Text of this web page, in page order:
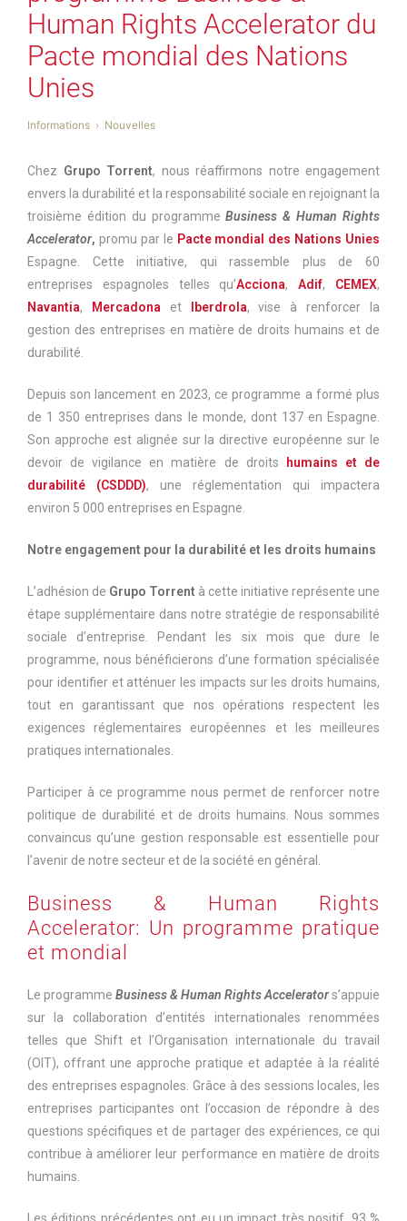
Human Rights Accelerator du
Pacte mondial des Nations
Unies
Informations Nouvelles
Chez Grupo Torrent, nous réaffirmons notre engagement
envers la durabilité et la responsabilité sociale en rejoignant la
troisième édition du programmeBusiness & Human Rights
Accelerator, promu par le Pacte mondial des Nations Unies
Espagne. Cette initiative, qui rassemble plus de 60
entreprises espagnoles telles qu’Acciona,Adif, CEMEX,
Navantia, Mercadona et Iberdrola, vise à renforcer la
gestion des entreprises en matière de droits humains et de
durabilité.
Depuis son lancement en 2023, ce programme a formé plus
de 1 350 entreprises dans le monde, dont 137 en Espagne.
Son approche est alignée sur la directive européenne sur le
devoir de vigilance en matière de droits
humains et de
durabilité (CSDDD), une réglementation qui impactera
environ 5 000 entreprises en Espagne.
Notre engagement pour la durabilité et les droits humains
L’adhésion de Grupo Torrent à cette initiative représente une
étape supplémentaire dans notre stratégie de responsabilité
sociale d’entreprise. Pendant les six mois que dure le
programme, nous bénéficierons d’une formation spécialisée
pour identifier et atténuer les impacts sur les droits humains,
tout en garantissant que nos opérations respectent les
exigences réglementaires européennes et les meilleures
pratiques internationales.
Participer à ce programme nous permet de renforcer notre
politique de durabilité et de droits humains. Nous sommes
convaincus qu’une gestion responsable est essentielle pour
l’avenir de notre secteur et de la société en général.
Business & Human Rights
Accelerator: Un programme pratique
et mondial
Le programme Business & Human Rights Accelerators’appuie
sur la collaboration d’entités internationales renommées
telles que Shift et l’Organisation internationale du travail
(OIT), offrant une approche pratique et adaptée à la réalité
des entreprises espagnoles. Grâce à des sessions locales, les
entreprises participantes ont l’occasion de répondre à des
questions spécifiques et de partager des expériences, ce qui
contribue à améliorer leur performance en matière de droits
humains.